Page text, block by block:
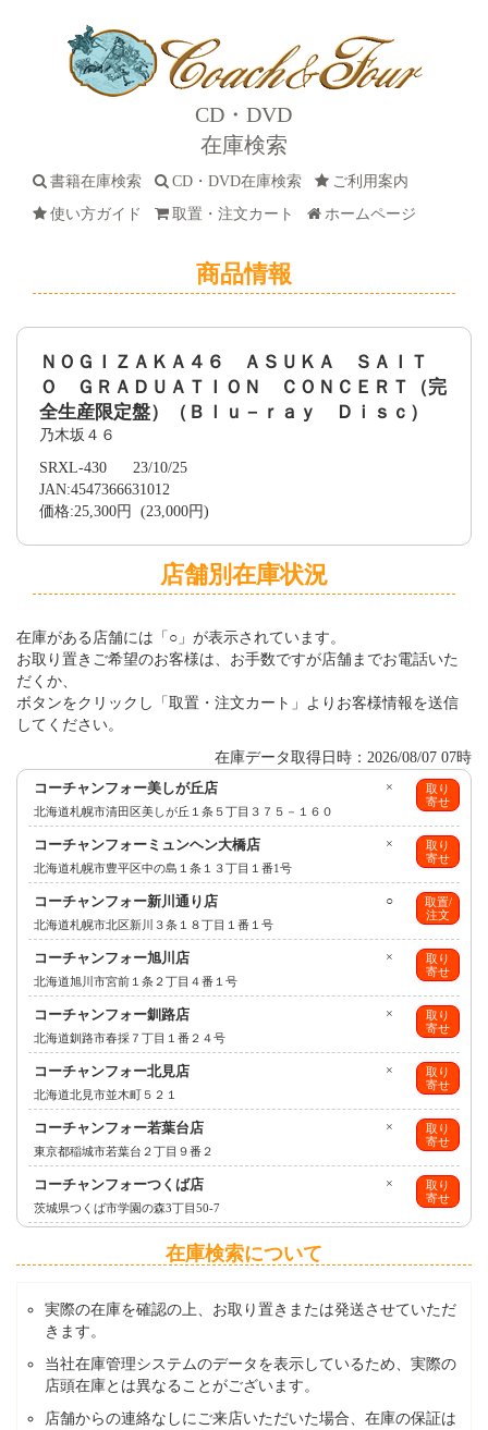
CD・DVD
在庫検索
書籍在庫検索 CD・DVD在庫検索
ご利用案内
使い方ガイド
取置・注文カート ホームページ
商品情報
ＮＯＧＩＺＡＫＡ４６ ＡＳＵＫＡ ＳＡＩＴ
Ｏ ＧＲＡＤＵＡＴＩＯＮ ＣＯＮＣＥＲＴ（完
全生産限定盤）（Ｂｌｕ－ｒａｙ Ｄｉｓｃ）
乃木坂４６
SRXL-430 23/10/25
JAN:4547366631012
価格:25,300円 (23,000円)
店舗別在庫状況
在庫がある店舗には「○」が表示されています。
お取り置きご希望のお客様は、お手数ですが店舗までお電話いた
だくか、
ボタンをクリックし「取置・注文カート」よりお客様情報を送信
してください。
在庫データ取得日時：2026/08/07 07時
取り
寄せ
×
コーチャンフォー美しが丘店
北海道札幌市清田区美しが丘１条５丁目３７５－１６０
取り
寄せ
×
コーチャンフォーミュンヘン大橋店
北海道札幌市豊平区中の島１条１３丁目１番1号
取置/
注文
○
コーチャンフォー新川通り店
北海道札幌市北区新川３条１８丁目１番１号
取り
寄せ
×
コーチャンフォー旭川店
北海道旭川市宮前１条２丁目４番１号
取り
寄せ
×
コーチャンフォー釧路店
北海道釧路市春採７丁目１番２４号
取り
寄せ
×
コーチャンフォー北見店
北海道北見市並木町５２１
取り
寄せ
×
コーチャンフォー若葉台店
東京都稲城市若葉台２丁目９番２
取り
寄せ
×
コーチャンフォーつくば店
茨城県つくば市学園の森3丁目50-7
在庫検索について
実際の在庫を確認の上、お取り置きまたは発送させていただ
きます。
当社在庫管理システムのデータを表示しているため、実際の
店頭在庫とは異なることがございます。
店舗からの連絡なしにご来店いただいた場合、在庫の保証は